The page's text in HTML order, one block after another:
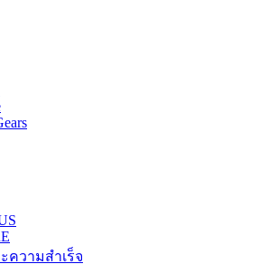
ความสำเร็จ